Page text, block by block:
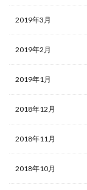
2019年3月
2019年2月
2019年1月
2018年12月
2018年11月
2018年10月